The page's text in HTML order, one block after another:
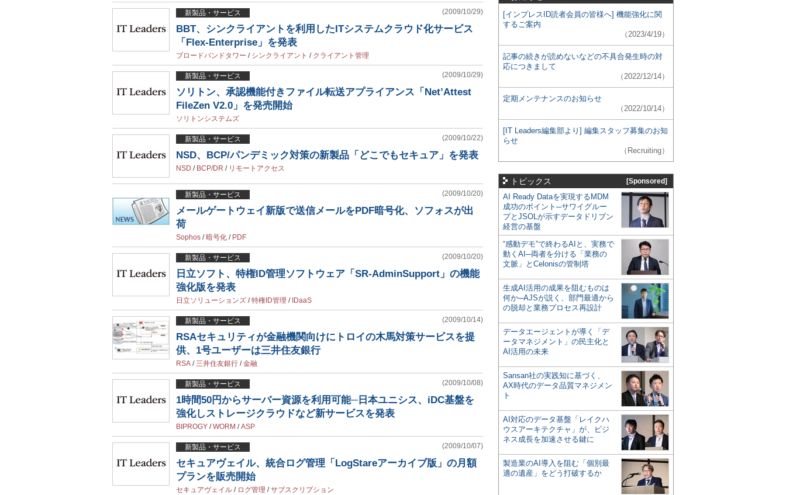
新製品・サービス (2009/10/29)
BBT、シンクライアントを利用したITシステムクラウド化サービス
「Flex-Enterprise」を発表
ブロードバンドタワー / シンクライアント / クライアント管理
新製品・サービス (2009/10/29)
ソリトン、承認機能付きファイル転送アプライアンス「Net’Attest
FileZen V2.0」を発売開始
ソリトンシステムズ
新製品・サービス (2009/10/22)
NSD、BCP/パンデミック対策の新製品「どこでもセキュア」を発表
NSD / BCP/DR / リモートアクセス
新製品・サービス (2009/10/20)
メールゲートウェイ新版で送信メールをPDF暗号化、ソフォスが出
荷
Sophos /暗号化 / PDF
新製品・サービス (2009/10/20)
日立ソフト、特権ID管理ソフトウェア「SR-AdminSupport」の機能
強化版を発表
日立ソリューションズ /特権ID管理 / IDaaS
新製品・サービス (2009/10/14)
RSAセキュリティが金融機関向けにトロイの木馬対策サービスを提
供、1号ユーザーは三井住友銀行
RSA /三井住友銀行 /金融
新製品・サービス (2009/10/08)
1時間50円からサーバー資源を利用可能─日本ユニシス、iDC基盤を
強化しストレージクラウドなど新サービスを発表
BIPROGY /WORM /ASP
新製品・サービス (2009/10/07)
セキュアヴェイル、統合ログ管理「LogStareアーカイブ版」の月額
プランを販売開始
セキュアヴェイル / ログ管理 /サブスクリプション
[インプレスID読者会員の皆様へ] 機能強化に関
するご案内
（2023/4/19）
記事の続きが読めないなどの不具合発生時の対
応につきまして
（2022/12/14）
定期メンテナンスのお知らせ
（2022/10/14）
[IT Leaders編集部より] 編集スタッフ募集のお知
らせ
（Recruiting）
トピックス [Sponsored]
AI Ready Dataを実現するMDM
成功のポイント─サワイグルー
プとJSOLが示すデータドリブン
経営の基盤
“感動デモ”で終わるAIと、実務で
動くAI─両者を分ける「業務の
文脈」とCelonisの管制塔
生成AI活用の成果を阻むものは
何か─AJSが説く、部門最適から
の脱却と業務プロセス再設計
データエージェントが導く「デ
ータマネジメント」の民主化と
AI活用の未来
Sansan社の実践知に基づく、
AX時代のデータ品質マネジメン
ト
AI対応のデータ基盤「レイクハ
ウスアーキテクチャ」が、ビジ
ネス成長を加速させる鍵に
製造業のAI導入を阻む「個別最
適の遺産」をどう打破するか